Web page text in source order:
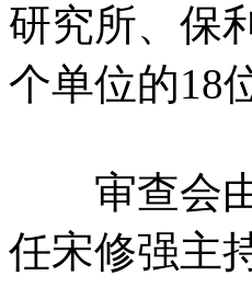
研究所、保
个单位的18
审查会由
任宋修强主